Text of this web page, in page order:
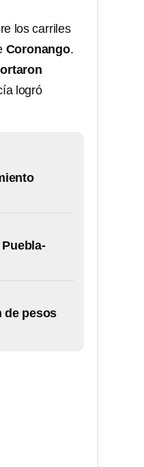
los carriles
Coronango.
logró
de pesos